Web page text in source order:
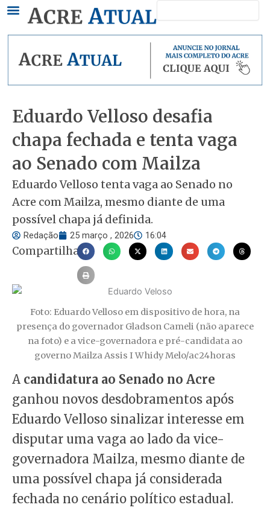
conteúdo
Eduardo Velloso desafia
chapa fechada e tenta vaga
ao Senado com Mailza
Eduardo Velloso tenta vaga ao Senado no
Acre com Mailza, mesmo diante de uma
possível chapa já definida.
Redação 25 março , 2026 16:04
Compartilhar
Foto: Eduardo Velloso em dispositivo de hora, na
presença do governador Gladson Cameli (não aparece
na foto) e a vice-governadora e pré-candidata ao
governo Mailza Assis I Whidy Melo/ac24horas
A candidatura ao Senado no Acre
ganhou novos desdobramentos após
Eduardo Velloso sinalizar interesse em
disputar uma vaga ao lado da vice-
governadora Mailza, mesmo diante de
uma possível chapa já considerada
fechada no cenário político estadual.